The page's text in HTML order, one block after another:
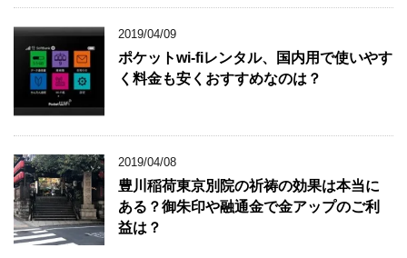
2019/04/09
ポケットwi-fiレンタル、国内用で使いやす
く料金も安くおすすめなのは？
2019/04/08
豊川稲荷東京別院の祈祷の効果は本当に
ある？御朱印や融通金で金アップのご利
益は？